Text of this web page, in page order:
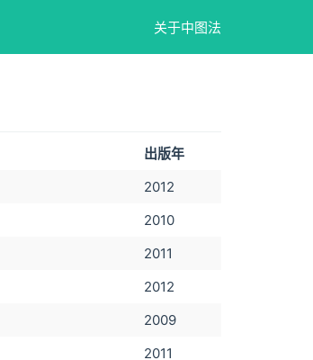
关于中图法
出版年
2012
2010
2011
2012
2009
2011